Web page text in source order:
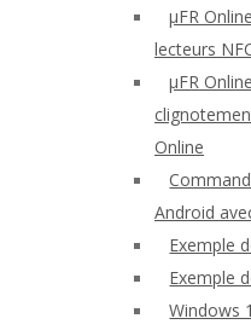
μFR
lecteurs
μFR
Online
Android
Exemple
Exemple
Windows